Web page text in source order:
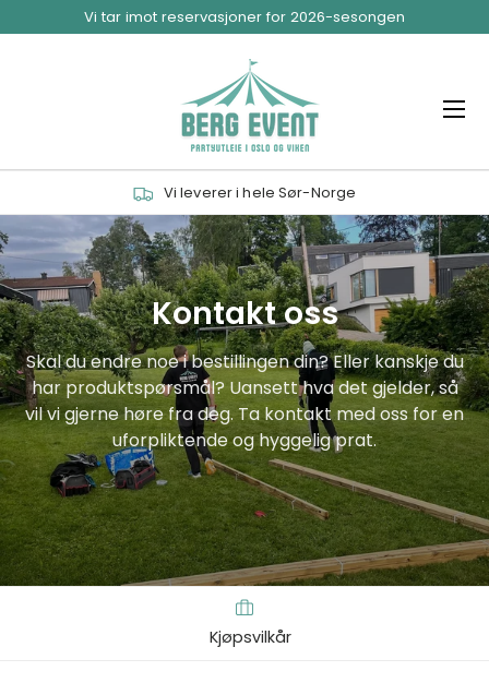
Hopp til innhold
Vi tar imot reservasjoner for 2026-sesongen
Meny
Vi leverer i hele Sør-Norge
Kontakt oss
Skal du endre noe i bestillingen din? Eller kanskje du
har produktspørsmål? Uansett hva det gjelder, så
vil vi gjerne høre fra deg. Ta kontakt med oss for en
uforpliktende og hyggelig prat.
Kjøpsvilkår